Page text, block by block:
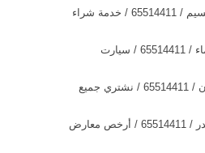
نشتري السيارات النسيم / 65514411 / خدمة شراء
نشتري السيارات تيماء / 65514411 / سيارت
نشتري السيارات بيان / 65514411 / نشتري جميع
نشتري السيارات بنيدر / 65514411 / أرخص معارض